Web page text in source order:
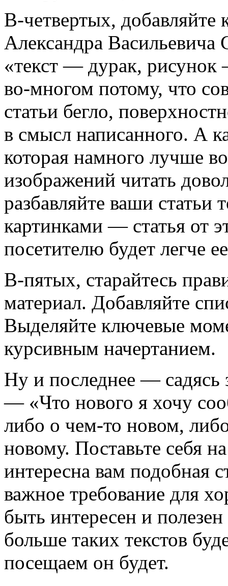
В-четвертых, добавляйте
Александра
«текст — дурак,
во-многом потому, что
статьи бегло,
в смысл написанного. А
которая намного лучше
изображений читать
разбавляйте ваши
картинками — статья от
посетителю будет легче
В-пятых, старайтесь
материал. Добавляйте
Выделяйте ключевые
курсивным начертанием.
Ну и последнее — садясь
— «Что нового я хочу
либо о чем-то новом,
новому. Поставьте себя
интересна вам подобная
важное требование для
быть интересен и
больше таких текстов
посещаем он будет.